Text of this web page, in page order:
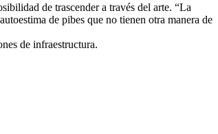
de trascender a través del arte. “La
de pibes que no tienen otra manera de
de infraestructura.